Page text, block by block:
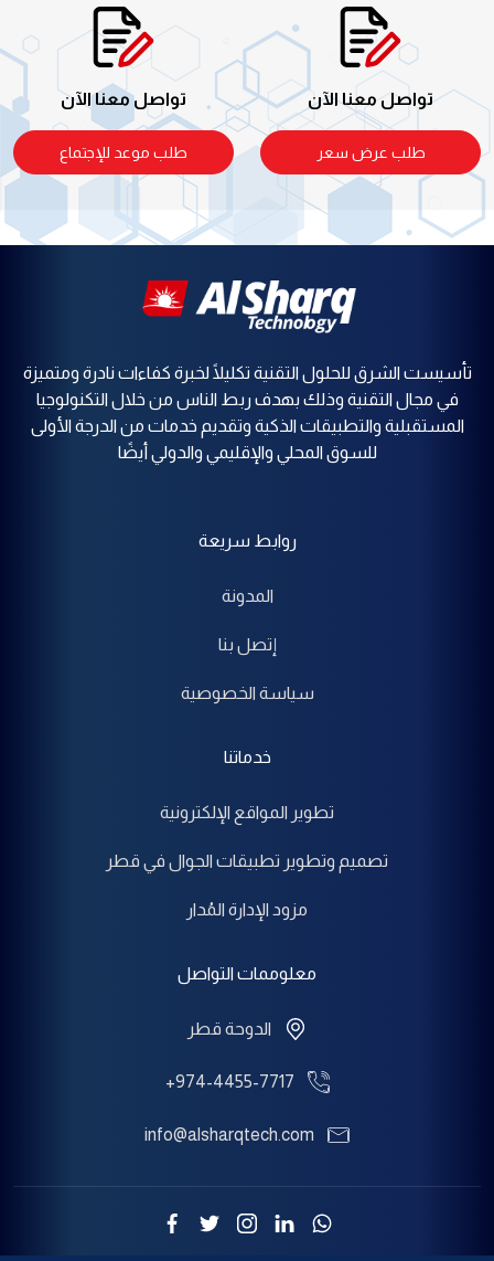
تواصل معنا الآن
طلب عرض سعر
تواصل معنا الآن
طلب موعد للإجتماع
تأسيست الشرق للحلول التقنية تكليلًا لخبرة كفاءات نادرة ومتميزة
في مجال التقنية وذلك بهدف ربط الناس من خلال التكنولوجيا
المستقبلية والتطبيقات الذكية وتقديم خدمات من الدرجة الأولى
للسوق المحلي والإقليمي والدولي أيضًا
روابط سريعة
المدونة
إتصل بنا
سياسة الخصوصية
خدماتنا
تطوير المواقع الإلكترونية
تصميم وتطوير تطبيقات الجوال في قطر
مزود الإدارة المُدار
معلوممات التواصل
الدوحة قطر
+974-4455-7717
info@alsharqtech.com